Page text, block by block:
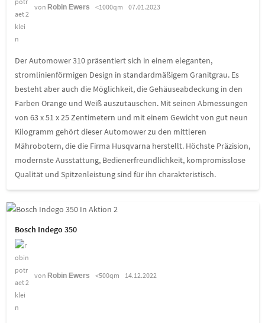
von Robin Ewers <1000qm 07.01.2023
Der Automower 310 präsentiert sich in einem eleganten,
stromlinienförmigen Design in standardmäßigem Granitgrau. Es
besteht aber auch die Möglichkeit, die Gehäuseabdeckung in den
Farben Orange und Weiß auszutauschen. Mit seinen Abmessungen
von 63 x 51 x 25 Zentimetern und mit einem Gewicht von gut neun
Kilogramm gehört dieser Automower zu den mittleren
Mährobotern, die die Firma Husqvarna herstellt. Höchste Präzision,
modernste Ausstattung, Bedienerfreundlichkeit, kompromisslose
Qualität und Spitzenleistung sind für ihn charakteristisch.
Bosch Indego 350
von Robin Ewers <500qm 14.12.2022